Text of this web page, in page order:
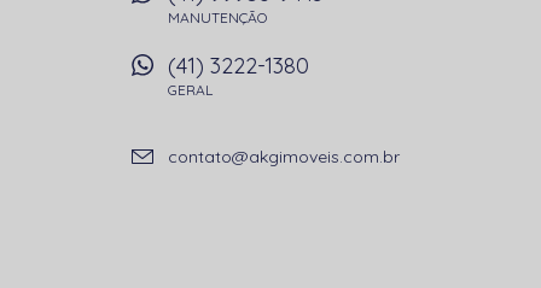
MANUTENÇÃO
(41) 3222-1380
GERAL
contato@akgimoveis.com.br